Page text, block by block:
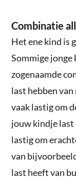
Combinatie
Het ene kind is
Sommige jonge
zogenaamde
last hebben
vaak lastig om
jouw kindje last
lastig om
van
last heeft van